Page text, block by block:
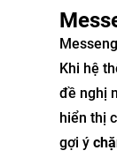
Khi hệ
đề nghị
hiển thị
gợi ý